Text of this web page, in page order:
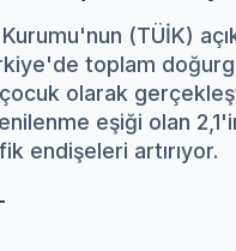
(TÜİK)
toplam
çocuk olarak
eşiği olan
endişeleri artırıyor.